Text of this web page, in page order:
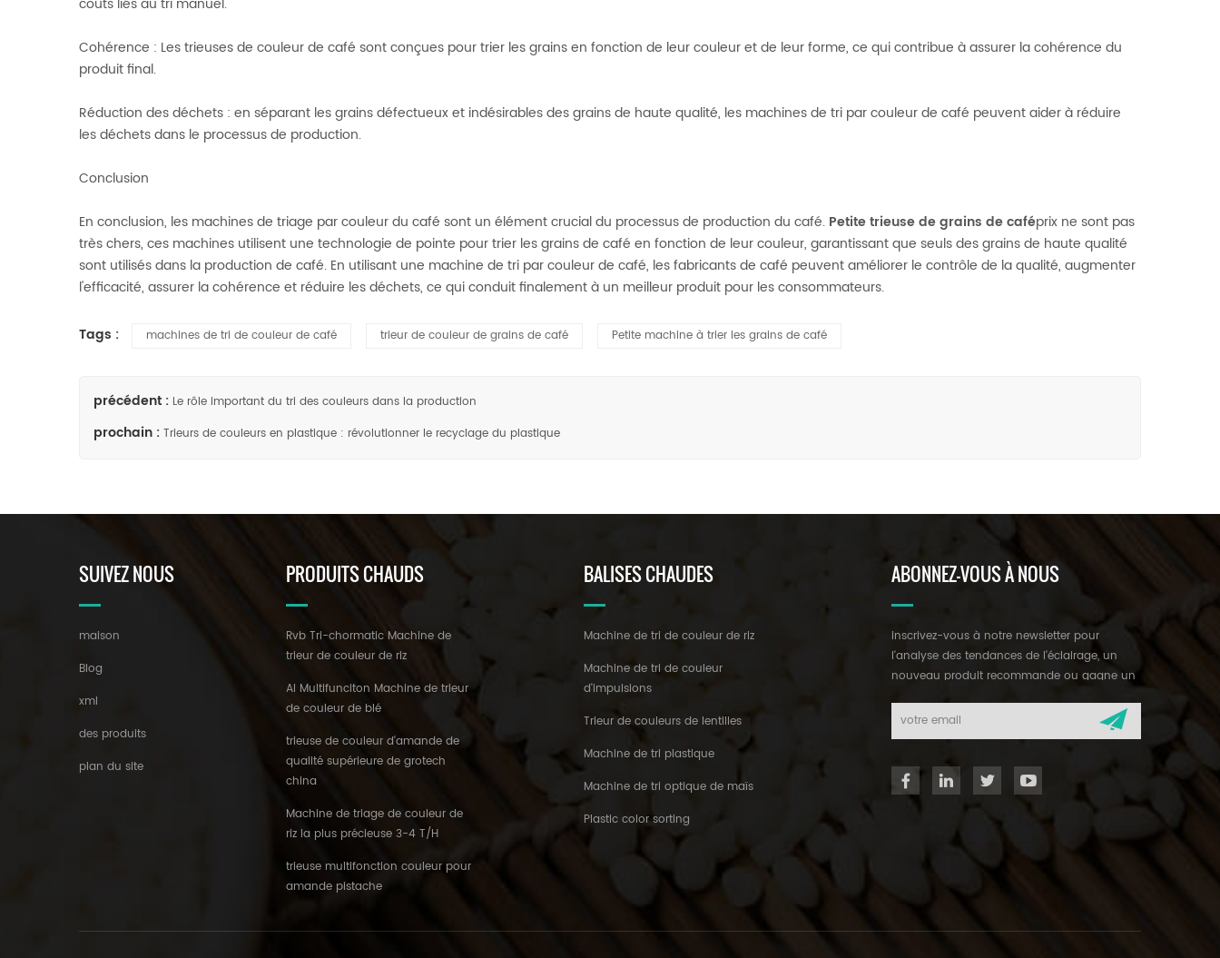
Cohérence : Les trieuses de couleur de café sont conçues pour trier les grains en fonction de leur couleur et de leur forme, ce qui contribue à assurer la cohérence du
produit final.
Réduction des déchets : en séparant les grains défectueux et indésirables des grains de haute qualité, les machines de tri par couleur de café peuvent aider à réduire
les déchets dans le processus de production.
Conclusion
En conclusion, les machines de triage par couleur du café sont un élément crucial du processus de production du café. Petite trieuse degrains de caféprix ne sont pas
très chers, ces machines utilisent une technologie de pointe pour trier les grains de café en fonction de leur couleur, garantissant que seuls des grains de haute qualité
sont utilisés dans la production de café. En utilisant une machine de tri par couleur de café, les fabricants de café peuvent améliorer le contrôle de la qualité, augmenter
l'efficacité, assurer la cohérence et réduire les déchets, ce qui conduit finalement à un meilleur produit pour les consommateurs.
Tags : machines de tri de couleur de café trieur de couleur de grains de café Petite machine à trier les grains de café
précédent : Le rôle important du tri des couleurs dans la production
prochain : Trieurs de couleurs en plastique : révolutionner le recyclage du plastique
SUIVEZ NOUS
maison
Blog
xml
des produits
plan du site
PRODUITS CHAUDS
Rvb Tri-chormatic Machine de
trieur de couleur de riz
AI Multifunciton Machine de trieur
de couleur de blé
trieuse de couleur d'amande de
qualité supérieure de grotech
china
Machine de triage de couleur de
riz la plus précieuse 3-4 T/H
trieuse multifonction couleur pour
amande pistache
BALISES CHAUDES
Machine de tri de couleur de riz
Machine de tri de couleur
d'impulsions
Trieur de couleurs de lentilles
Machine de tri plastique
Machine de tri optique de maïs
Plastic color sorting
ABONNEZ-VOUS À NOUS
inscrivez-vous à notre newsletter pour
l'analyse des tendances de l'éclairage, un
nouveau produit recommande ou gagne un